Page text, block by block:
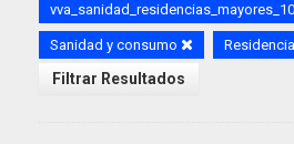
Sanidad y consumo
Filtrar Resultados